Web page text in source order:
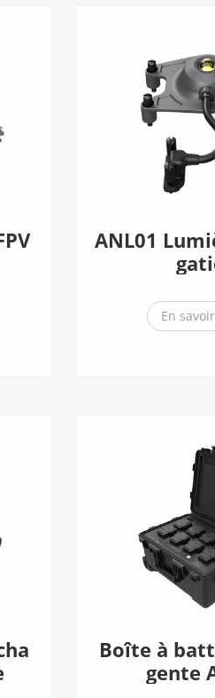
ANL01
En
Boîte à
gente